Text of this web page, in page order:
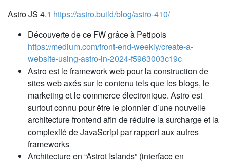
Astro JS 4.1 https://astro.build/blog/astro-410/
Découverte de ce FW grâce à Petipois
https://medium.com/front-end-weekly/create-a-
website-using-astro-in-2024-f5963003c19c
Astro est le framework web pour la construction de
sites web axés sur le contenu tels que les blogs, le
marketing et le commerce électronique. Astro est
surtout connu pour être le pionnier d’une nouvelle
architecture frontend afin de réduire la surcharge et la
complexité de JavaScript par rapport aux autres
frameworks
Architecture en “Astrot Islands” (interface en